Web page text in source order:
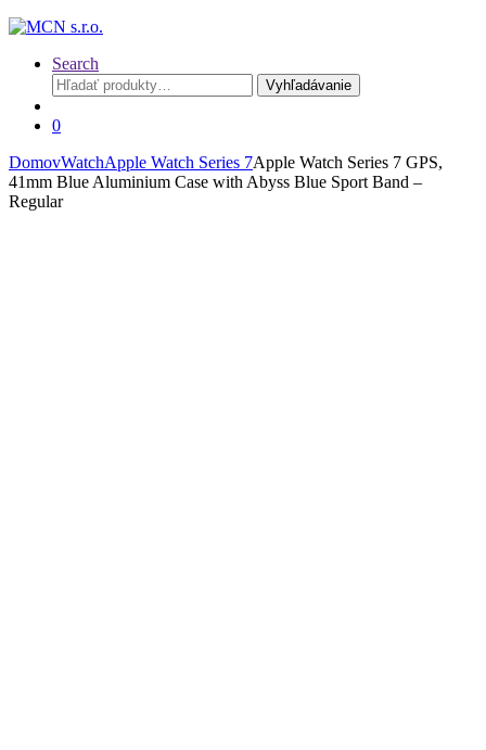
Search
Hľadať:
Vyhľadávanie
0
DomovWatchApple Watch Series 7Apple Watch Series 7 GPS,
41mm Blue Aluminium Case with Abyss Blue Sport Band –
Regular